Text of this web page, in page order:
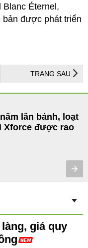
Blanc Éternel,
bản được phát triển
TRANG SAU
lăn bánh, loạt
Xforce được rao
giá quy